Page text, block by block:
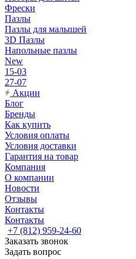
Фрески
Пазлы
Пазлы для малышей
3D Пазлы
Напольные пазлы
New
15-03
27-07
Акции
Блог
Бренды
Как купить
Условия оплаты
Условия доставки
Гарантия на товар
Компания
О компании
Новости
Отзывы
Контакты
Контакты
+7 (812) 959-24-60
Заказать звонок
Задать вопрос